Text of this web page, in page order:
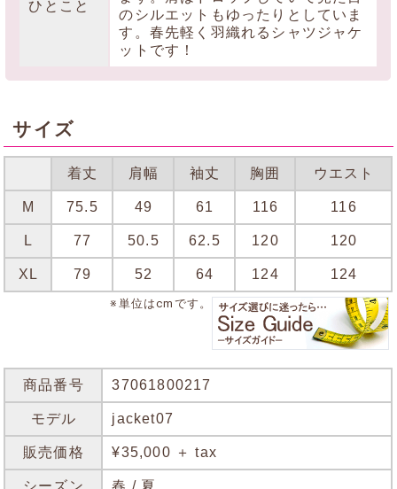
ひとこと
のシルエットもゆったりとしていま
す。春先軽く羽織れるシャツジャケ
ットです！
サイズ
着丈 肩幅 袖丈 胸囲 ウエスト
M 75.5 49 61 116 116
L 77 50.5 62.5 120 120
XL 79 52 64 124 124
※単位はcmです。
商品番号 37061800217
モデル jacket07
販売価格 ¥35,000 ＋ tax
シーズン 春 / 夏